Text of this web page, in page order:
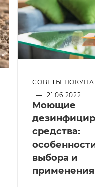
СОВЕТЫ
— 21.06.2022
Моющие
средства:
выбора и
применения